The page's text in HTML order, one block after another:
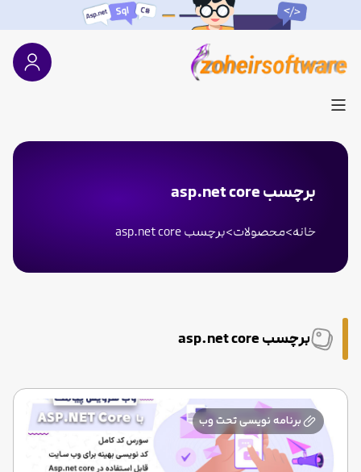
برچسب asp.net core
خانه>محصولات>برچسب asp.net core
برچسب asp.net core
برنامه نویسی تحت وب